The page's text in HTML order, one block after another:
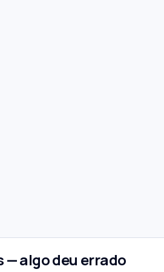
— algo deu errado